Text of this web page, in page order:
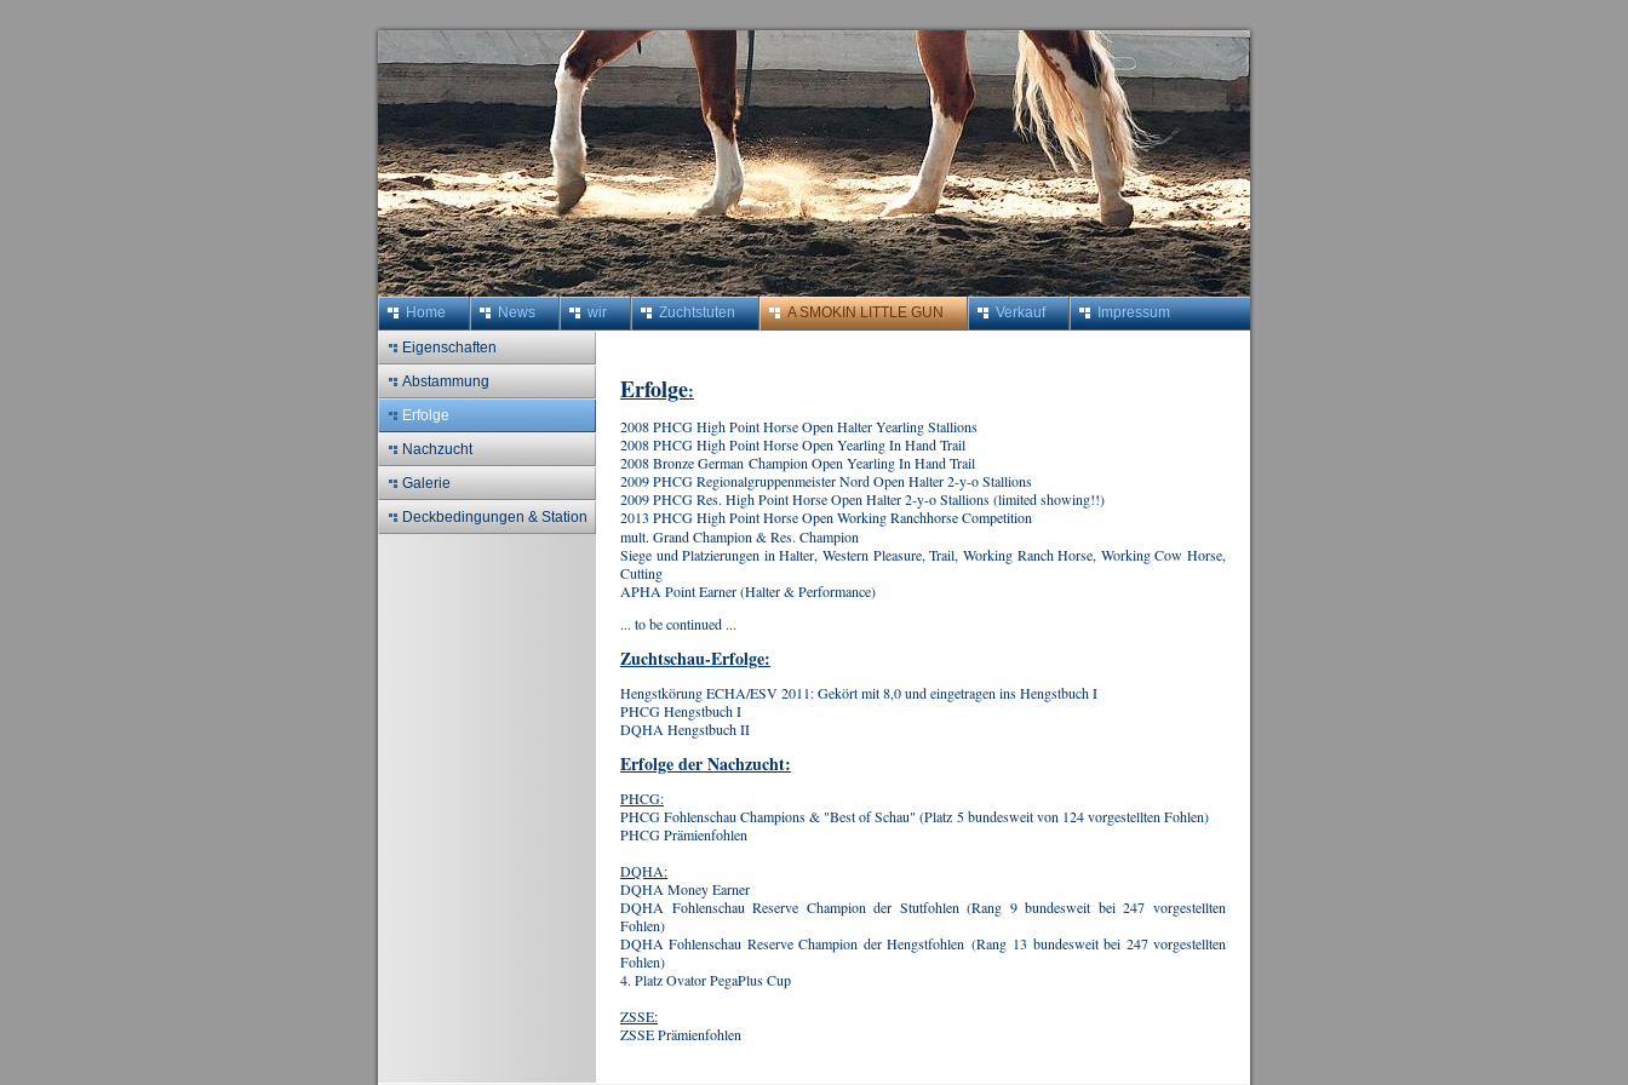
Home News wir Zuchtstuten A SMOKIN LITTLE GUN Verkauf Impressum
Eigenschaften
Abstammung
Erfolge
Nachzucht
Galerie
Deckbedingungen & Station
Erfolge:
2008 PHCG High Point Horse Open Halter Yearling Stallions
2008 PHCG High Point Horse Open Yearling In Hand Trail
2008 Bronze German Champion Open Yearling In Hand Trail
2009 PHCG Regionalgruppenmeister Nord Open Halter 2-y-o Stallions
2009 PHCG Res. High Point Horse Open Halter 2-y-o Stallions (limited showing!!)
2013 PHCG High Point Horse Open Working Ranchhorse Competition
mult. Grand Champion & Res. Champion
Siege und Platzierungen in Halter, Western Pleasure, Trail, Working Ranch Horse, Working Cow Horse,
Cutting
APHA Point Earner (Halter & Performance)
... to be continued ...
Zuchtschau-Erfolge:
Hengstkörung ECHA/ESV 2011: Gekört mit 8,0 und eingetragen ins Hengstbuch I
PHCG Hengstbuch I
DQHA Hengstbuch II
Erfolge der Nachzucht:
PHCG:
PHCG Fohlenschau Champions & "Best of Schau" (Platz 5 bundesweit von 124 vorgestellten Fohlen)
PHCG Prämienfohlen
DQHA:
DQHA Money Earner
DQHA Fohlenschau Reserve Champion der Stutfohlen (Rang 9 bundesweit bei 247 vorgestellten
Fohlen)
DQHA Fohlenschau Reserve Champion der Hengstfohlen (Rang 13 bundesweit bei 247 vorgestellten
Fohlen)
4. Platz Ovator PegaPlus Cup
ZSSE:
ZSSE Prämienfohlen